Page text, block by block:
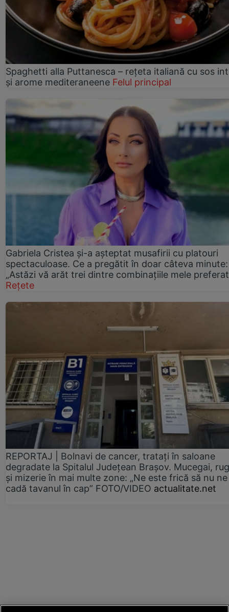
Spaghetti alla Puttanesca – rețeta italiană cu sos
și arome mediteraneene Felul principal
Gabriela Cristea și-a așteptat musafirii cu platouri
spectaculoase. Ce a pregătit în doar câteva minute:
„Astăzi vă arăt trei dintre combinațiile mele
Rețete
REPORTAJ | Bolnavi de cancer, tratați în saloane
degradate la Spitalul Județean Brașov. Mucegai,
și mizerie în mai multe zone: „Ne este frică să nu ne
cadă tavanul în cap” FOTO/VIDEO actualitate.net